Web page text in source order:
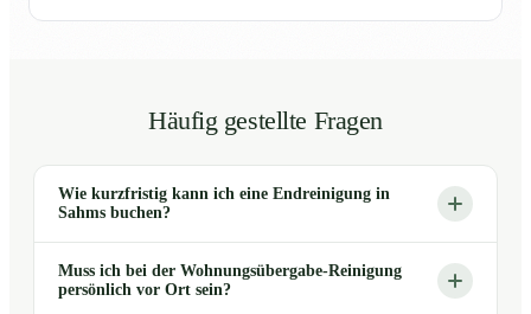
Häufig gestellte Fragen
Wie kurzfristig kann ich eine Endreinigung in
Sahms buchen?
Muss ich bei der Wohnungsübergabe-Reinigung
persönlich vor Ort sein?